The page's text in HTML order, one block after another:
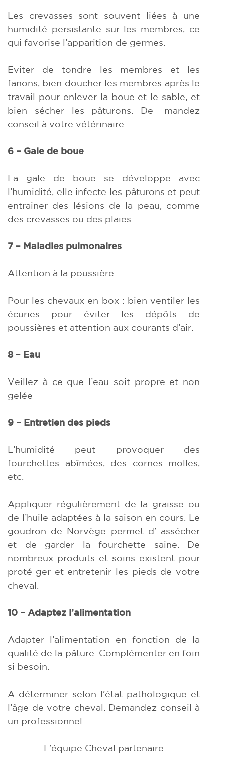
Les crevasses sont souvent liées à une
humidité persistante sur les membres, ce
qui favorise l’apparition de germes.
Eviter de tondre les membres et les
fanons, bien doucher les membres après le
travail pour enlever la boue et le sable, et
bien sécher les pâturons. De- mandez
conseil à votre vétérinaire.
6 – Gale de boue
La gale de boue se développe avec
l’humidité, elle infecte les pâturons et peut
entrainer des lésions de la peau, comme
des crevasses ou des plaies.
7 – Maladies pulmonaires
Attention à la poussière.
Pour les chevaux en box : bien ventiler les
écuries pour éviter les dépôts de
poussières et attention aux courants d’air.
8 – Eau
Veillez à ce que l’eau soit propre et non
gelée
9 – Entretien des pieds
L’humidité peut provoquer des
fourchettes abîmées, des cornes molles,
etc.
Appliquer régulièrement de la graisse ou
de l’huile adaptées à la saison en cours. Le
goudron de Norvège permet d’ assécher
et de garder la fourchette saine. De
nombreux produits et soins existent pour
proté-ger et entretenir les pieds de votre
cheval.
10 – Adaptez l’alimentation
Adapter l’alimentation en fonction de la
qualité de la pâture. Complémenter en foin
si besoin.
A déterminer selon l’état pathologique et
l’âge de votre cheval. Demandez conseil à
un professionnel.
L’équipe Cheval partenaire